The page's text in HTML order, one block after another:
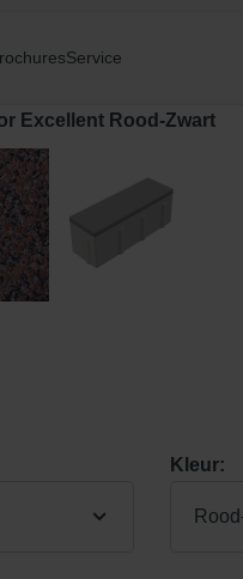
Service
Excellent Rood-Zwart
Kleur: